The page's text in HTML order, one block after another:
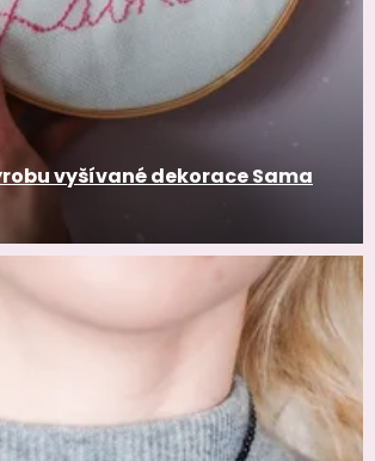
vyšívané dekorace Sama